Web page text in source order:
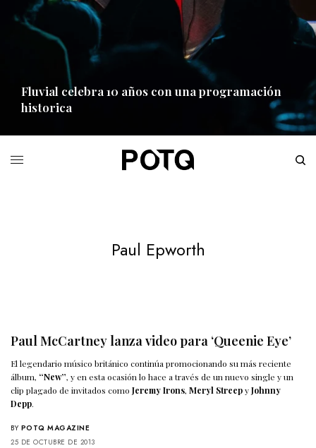
Fluvial celebra 10 años con una programación
historica
Paul Epworth
Paul McCartney lanza video para ‘Queenie Eye’
El legendario músico británico continúa promocionando su más reciente
álbum, “New”, y en esta ocasión lo hace a través de un nuevo single y un
clip plagado de invitados comoJeremy Irons,Meryl StreepyJohnny
Depp.
BY POTQ MAGAZINE
25 DE OCTUBRE DE 2013